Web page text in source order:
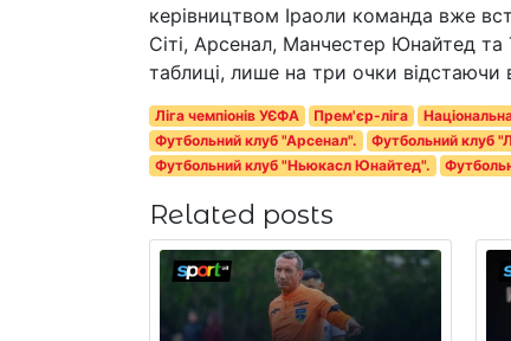
керівництвом Іраоли команда вже
Сіті, Арсенал, Манчестер Юнайтед
таблиці, лише на три очки відстаючи
Ліга чемпіонів УЄФА Прем'єр-ліга
Футбольний клуб "Арсенал".
Футбольний клуб
Футбольний клуб "Ньюкасл Юнайтед".
Related posts